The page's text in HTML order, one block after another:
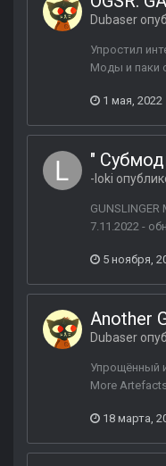
Dubaser
Упростил
Моды и паки
1 мая, 2022
"
-loki
7.11.2022 -
5 ноября,
Another
Dubaser
Упрощённый
More
18 марта,